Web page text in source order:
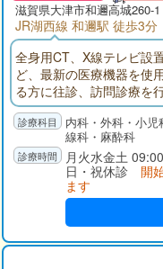
滋賀県大津市和邇高城260-1
JR湖西線 和邇駅 徒歩3分
全身用CT、X線テレビ設
ど、最新の医療機器を使
る方に往診、訪問診療を
所を目指します。
内科・外科・小
線科・麻酔科
月火水金土
日・祝休診 開
ます